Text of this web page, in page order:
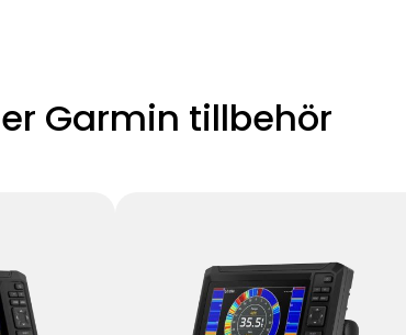
Garmin tillbehör